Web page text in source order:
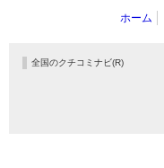
ホーム
全国のクチコミナビ(R)